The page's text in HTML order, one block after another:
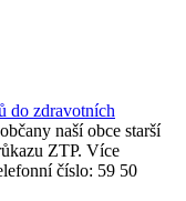
do zdravotních
naší obce starší
ZTP. Více
číslo: 59 50